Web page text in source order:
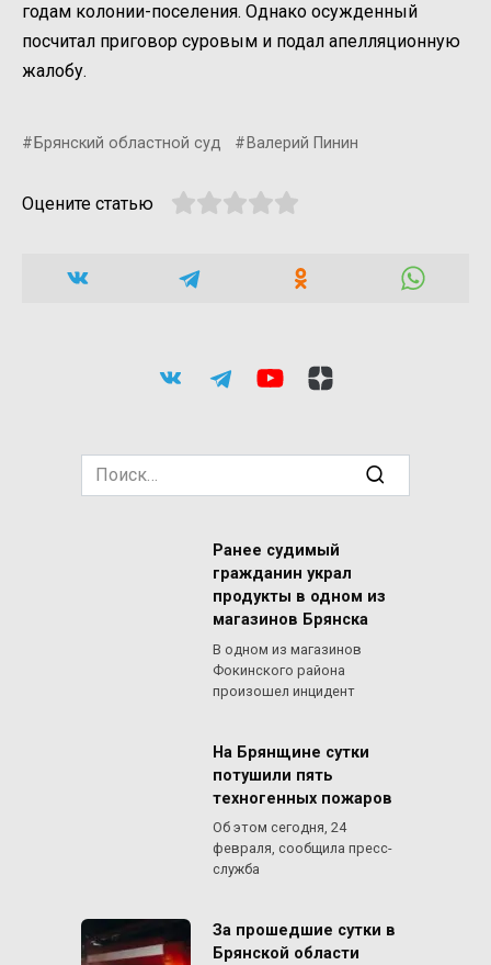
годам колонии-поселения. Однако осужденный
посчитал приговор суровым и подал апелляционную
жалобу.
Брянский областной суд Валерий Пинин
Оцените статью
Search
for:
Ранее судимый
гражданин украл
продукты в одном из
магазинов Брянска
В одном из магазинов
Фокинского района
произошел инцидент
На Брянщине сутки
потушили пять
техногенных пожаров
Об этом сегодня, 24
февраля, сообщила пресс-
служба
За прошедшие сутки в
Брянской области